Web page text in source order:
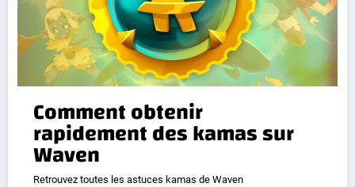
Comment obtenir
rapidement des kamas sur
Waven
Retrouvez toutes les astuces kamas de Waven